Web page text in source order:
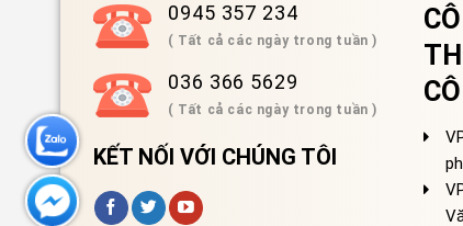
0945 357 234
( Tất cả các ngày trong tuần )
036 366 5629
( Tất cả các ngày trong tuần )
KẾT NỐI VỚI CHÚNG TÔI